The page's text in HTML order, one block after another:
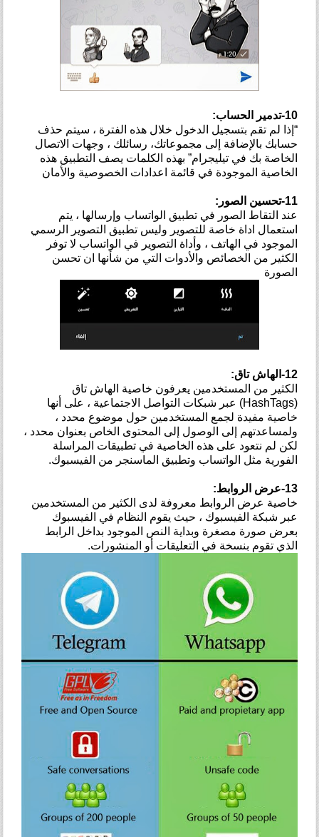
10-تدمير الحساب:
“إذا لم تقم بتسجيل الدخول خلال هذه الفترة ، سيتم حذف
حسابك بالإضافة إلى مجموعاتك، رسائلك ، وجهات الاتصال
الخاصة بك في تيليجرام” بهذه الكلمات يصف التطبيق هذه
الخاصية الموجودة في قائمة اعدادات الخصوصية والأمان
11-تحسين الصور:
عند التقاط الصور في تطبيق الواتساب وإرسالها ، يتم
استعمال اداة خاصة للتصوير وليس تطبيق التصوير الرسمي
الموجود في الهاتف ، وأداة التصوير في الواتساب لا توفر
الكثير من الخصائص والأدوات التي من شأنها ان تحسن
الصورة
12-الهاش تاق:
الكثير من المستخدمين يعرفون خاصية الهاش تاق
(HashTags) عبر شبكات التواصل الاجتماعية ، على أنها
خاصية مفيدة لجمع المستخدمين حول موضوع محدد ،
ولمساعدتهم إلى الوصول إلى المحتوى الخاص بعنوان محدد ،
لكن لم نتعود على هذه الخاصية في تطبيقات المراسلة
الفورية مثل الواتساب وتطبيق الماسنجر من الفيسبوك.
13-عرض الروابط:
خاصية عرض الروابط معروفة لدى الكثير من المستخدمين
عبر شبكة الفيسبوك ، حيث يقوم النظام في الفيسبوك
بعرض صورة مصغرة وبداية النص الموجود بداخل الرابط
الذي تقوم بنسخة في التعليقات أو المنشورات.